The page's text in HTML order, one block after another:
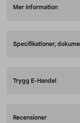
Mer information
Specifikationer,
Trygg E-Handel
Recensioner